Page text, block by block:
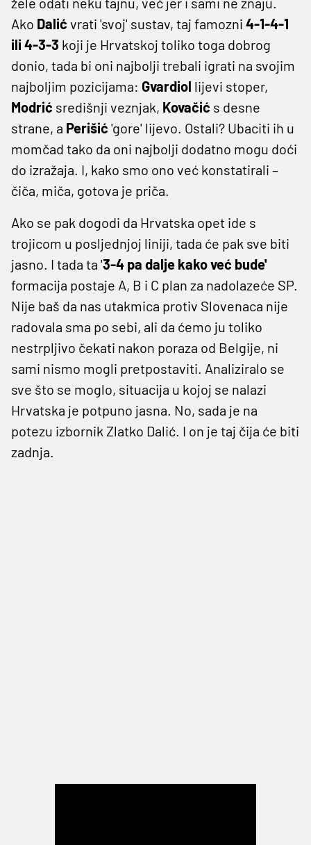
Ako Dalić vrati 'svoj' sustav, taj famozni 4-1-4-1
ili 4-3-3 koji je Hrvatskoj toliko toga dobrog
donio, tada bi oni najbolji trebali igrati na svojim
najboljim pozicijama: Gvardiol lijevi stoper,
Modrić središnji veznjak, Kovačić s desne
strane, a Perišić 'gore' lijevo. Ostali? Ubaciti ih u
momčad tako da oni najbolji dodatno mogu doći
do izražaja. I, kako smo ono već konstatirali –
čiča, miča, gotova je priča.
Ako se pak dogodi da Hrvatska opet ide s
trojicom u posljednjoj liniji, tada će pak sve biti
jasno. I tada ta '3-4 pa dalje kako već bude'
formacija postaje A, B i C plan za nadolazeće SP.
Nije baš da nas utakmica protiv Slovenaca nije
radovala sma po sebi, ali da ćemo ju toliko
nestrpljivo čekati nakon poraza od Belgije, ni
sami nismo mogli pretpostaviti. Analiziralo se
sve što se moglo, situacija u kojoj se nalazi
Hrvatska je potpuno jasna. No, sada je na
potezu izbornik Zlatko Dalić. I on je taj čija će biti
zadnja.